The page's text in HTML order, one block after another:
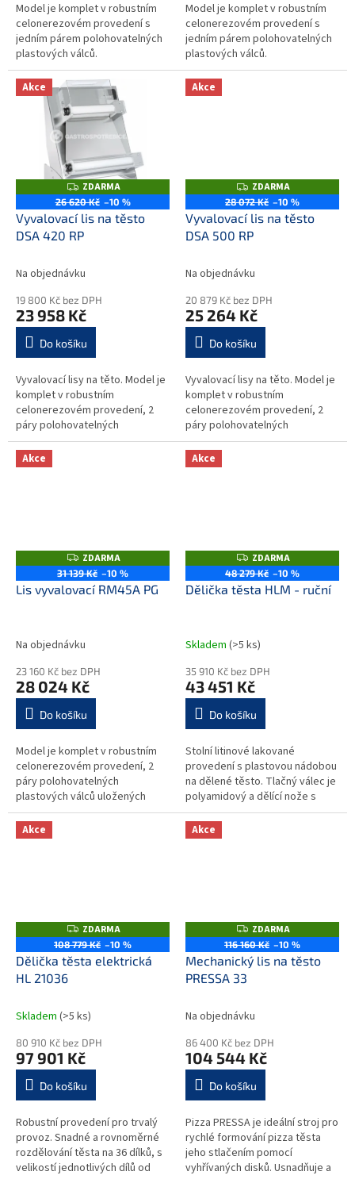
Model je komplet v robustním
celonerezovém provedení s
jedním párem polohovatelných
plastových válců.
Model je komplet v robustním
celonerezovém provedení s
jedním párem polohovatelných
plastových válců.
Akce
Z
D
A
R
M
A
ZDARMA
26 620 Kč –10 %
Vyvalovací lis na těsto
DSA 420 RP
Na objednávku
19 800 Kč bez DPH
23 958 Kč
Do košíku
Vyvalovací lisy na těto. Model je
komplet v robustním
celonerezovém provedení, 2
páry polohovatelných
plastových lisovacích válců
uložených paralerně nad sebou,
bez tvarovacího...
Akce
Z
D
A
R
M
A
ZDARMA
28 072 Kč –10 %
Vyvalovací lis na těsto
DSA 500 RP
Na objednávku
20 879 Kč bez DPH
25 264 Kč
Do košíku
Vyvalovací lisy na těto. Model je
komplet v robustním
celonerezovém provedení, 2
páry polohovatelných
plastových lisovacích válců
uložených paralerně nad sebou,
bez tvarovacího...
Akce
Z
D
A
R
ZDARMA
31 139 Kč –10 %
Lis vyvalovací RM45A PG
Na objednávku
23 160 Kč bez DPH
28 024 Kč
Do košíku
Model je komplet v robustním
celonerezovém provedení, 2
páry polohovatelných
plastových válců uložených
šikmo nad sebou a tvarovací
závaží. na objednávku možnost
osadit...
Akce
Z
D
A
R
ZDARMA
48 279 Kč –10 %
Dělička těsta HLM - ruční
Skladem (>5 ks)
35 910 Kč bez DPH
43 451 Kč
Do košíku
Stolní litinové lakované
provedení s plastovou nádobou
na dělené těsto. Tlačný válec je
polyamidový a dělící nože s
teflonovým povrchem.
Slisování, dělení těsta se
provádí ruční...
Akce
Z
D
A
R
ZDARMA
108 779 Kč –10 %
Dělička těsta elektrická
HL 21036
Skladem (>5 ks)
80 910 Kč bez DPH
97 901 Kč
Do košíku
Robustní provedení pro trvalý
provoz. Snadné a rovnoměrné
rozdělování těsta na 36 dílků, s
velikostí jednotlivých dílů od
Akce
Z
D
A
R
ZDARMA
116 160 Kč –10 %
Mechanický lis na těsto
PRESSA 33
Na objednávku
86 400 Kč bez DPH
104 544 Kč
Do košíku
Pizza PRESSA je ideální stroj pro
rychlé formování pizza těsta
jeho stlačením pomocí
vyhřívaných disků. Usnadňuje a